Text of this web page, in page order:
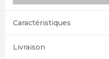
Caractéristiques
Livraison